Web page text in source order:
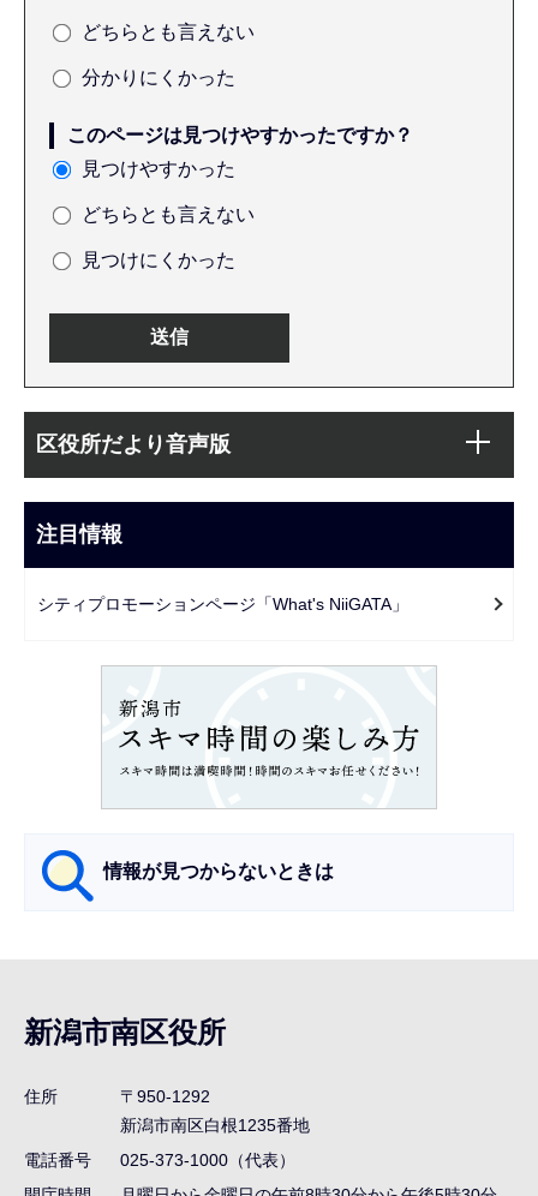
どちらとも言えない
分かりにくかった
このページは見つけやすかったですか？
見つけやすかった
どちらとも言えない
見つけにくかった
文
こ
ま
で
ビ
ー
区役所だより音声版
注目情報
シティプロモーションページ「What's NiiGATA」
情報が見つからないときは
ナ
ビ
ゲ
シ
ョ
新潟市南区役所
住所
〒950-1292
新潟市南区白根1235番地
電話番号
025-373-1000（代表）